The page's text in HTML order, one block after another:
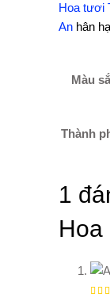
Hoa tươi
An hân
Màu
Thành
1
Hoa